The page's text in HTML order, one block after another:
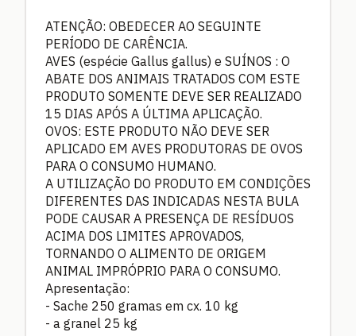
ATENÇÃO: OBEDECER AO SEGUINTE
PERÍODO DE CARÊNCIA.
AVES (espécie Gallus gallus) e SUÍNOS : O
ABATE DOS ANIMAIS TRATADOS COM ESTE
PRODUTO SOMENTE DEVE SER REALIZADO
15 DIAS APÓS A ÚLTIMA APLICAÇÃO.
OVOS: ESTE PRODUTO NÃO DEVE SER
APLICADO EM AVES PRODUTORAS DE OVOS
PARA O CONSUMO HUMANO.
A UTILIZAÇÃO DO PRODUTO EM CONDIÇÕES
DIFERENTES DAS INDICADAS NESTA BULA
PODE CAUSAR A PRESENÇA DE RESÍDUOS
ACIMA DOS LIMITES APROVADOS,
TORNANDO O ALIMENTO DE ORIGEM
ANIMAL IMPRÓPRIO PARA O CONSUMO.
Apresentação:
- Sache 250 gramas em cx. 10 kg
- a granel 25 kg